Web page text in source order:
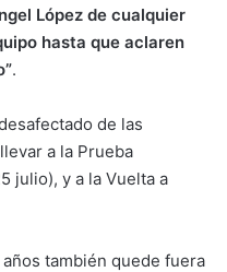
López de cualquier
hasta que aclaren
.
de las
a la Prueba
julio), y a la Vuelta a
también quede fuera